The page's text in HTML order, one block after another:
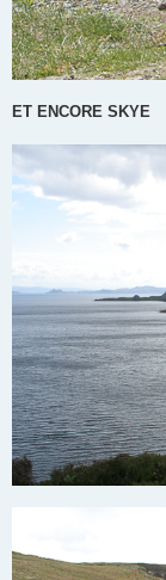
ET ENCORE SKYE